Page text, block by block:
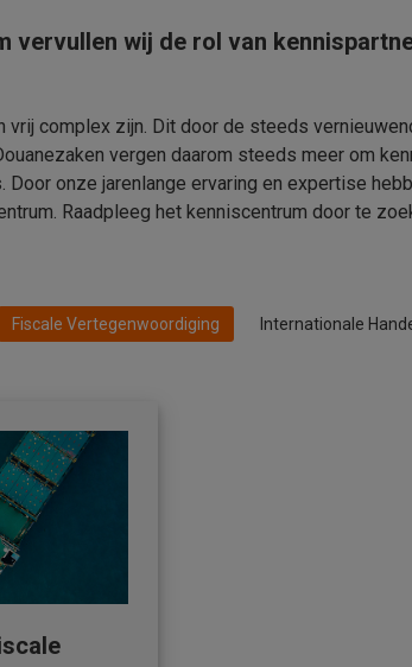
vervullen wij de rol van
vrij complex zijn. Dit door de steeds
vergen daarom steeds meer om
onze jarenlange ervaring en expertise
Raadpleeg het kenniscentrum door te
Fiscale Vertegenwoordiging Internationale